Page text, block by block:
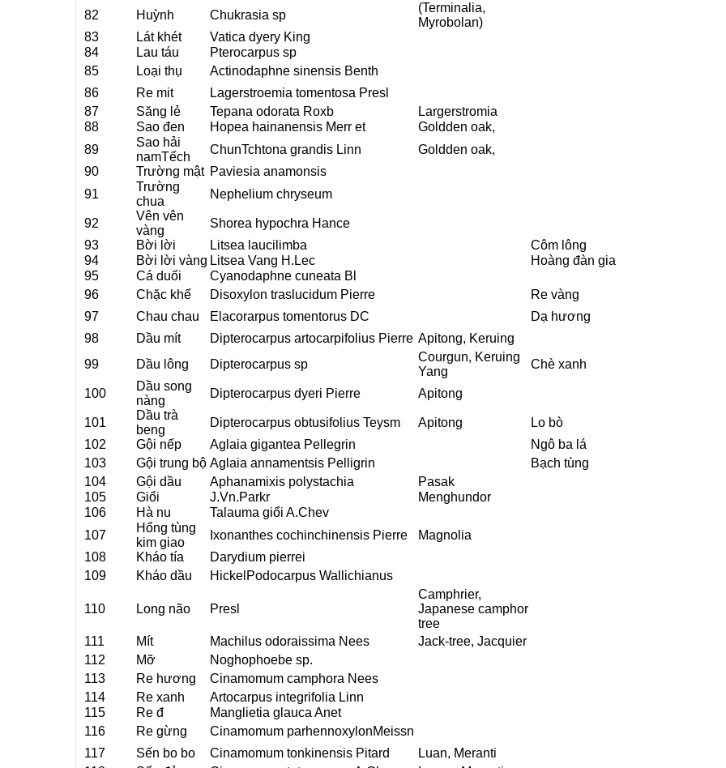
82
Huỳnh Chukrasia sp
(Terminalia,
Myrobolan)
83
Lát khét
Vatica dyery King
84
Lau táu
Pterocarpus sp
85
Loại thụ
Actinodaphne sinensis Benth
86
Re mit
Lagerstroemia tomentosa Presl
87
Săng lẻ Tepana odorata Roxb
Largerstromia
88
Sao đen Hopea hainanensis Merr et
Goldden oak,
89
Sao hải
namTếch
ChunTchtona grandis Linn
Goldden oak,
90
Trường mật Paviesia anamonsis
91
Trường
chua
Nephelium chryseum
92
Vên vên
vàng
Shorea hypochra Hance
93
Bời lời Litsea laucilimba
Côm lông
94
Bời lời vàng Litsea Vang H.Lec
Hoàng đàn gia
95
Cá duối
Cyanodaphne cuneata Bl
96
Chặc khế Disoxylon traslucidum Pierre
Re vàng
97
Chau chau Elacorarpus tomentorus DC
Dạ hương
98
Dầu mít Dipterocarpus artocarpifolius Pierre Apitong, Keruing
99
Dầu lông Dipterocarpus sp
Courgun, Keruing
Yang
Chè xanh
100
Dầu song
nàng
Dipterocarpus dyeri Pierre Apitong
101
Dầu trà
beng
Dipterocarpus obtusifolius Teysm Apitong
Lo bò
102
Gội nếp Aglaia gigantea Pellegrin
Ngô ba lá
103
Gội trung bộ Aglaia annamentsis Pelligrin
Bạch tùng
104
Gội dầu Aphanamixis polystachia
Pasak
105
Giổi J.Vn.Parkr
Menghundor
106
Hà nu
Talauma giổi A.Chev
107
Hổng tùng
kim giao
Ixonanthes cochinchinensis Pierre
Magnolia
108
Kháo tía
Darydium pierrei
109
Kháo dầu HickelPodocarpus Wallichianus
110 Long não Presl
Camphrier,
Japanese camphor
tree
111
Mít Machilus odoraissima Nees
Jack-tree, Jacquier
112
Mỡ
Noghophoebe sp.
113
Re hương
Cinamomum camphora Nees
114
Re xanh
Artocarpus integrifolia Linn
115
Re đ
Manglietia glauca Anet
116
Re gừng
Cinamomum parhennoxylonMeissn
117
Sến bo bo Cinamomum tonkinensis Pitard
Luan, Meranti